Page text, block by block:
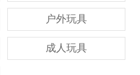
户外玩具
成人玩具